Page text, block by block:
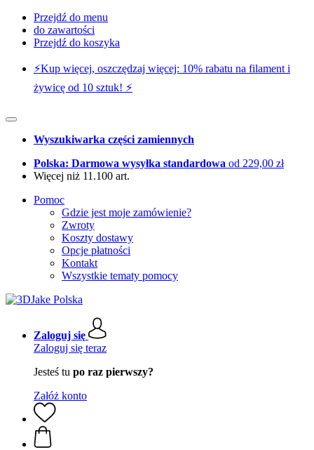
Przejdź do menu
do zawartości
Przejdź do koszyka
⚡️Kup więcej, oszczędzaj więcej: 10% rabatu na filament i
żywicę od 10 sztuk! ⚡️
Wyszukiwarka części zamiennych
Polska: Darmowa wysyłka standardowa od 229,00 zł
Więcej niż 11.100 art.
Pomoc
Gdzie jest moje zamówienie?
Zwroty
Koszty dostawy
Opcje płatności
Kontakt
Wszystkie tematy pomocy
Zaloguj się
Zaloguj się teraz
Jesteś tu po raz pierwszy?
Załóż konto